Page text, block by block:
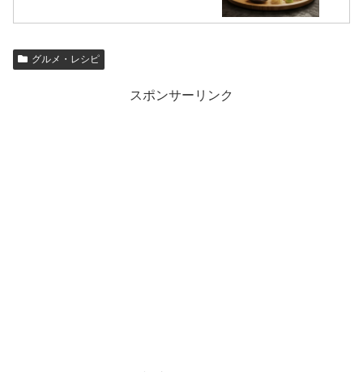
グルメ・レシピ
スポンサーリンク